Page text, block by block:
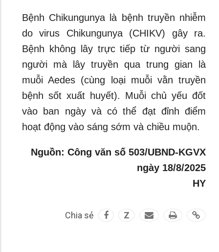
Bệnh Chikungunya là bệnh truyền nhiễm
do virus Chikungunya (CHIKV) gây ra.
Bệnh không lây trực tiếp từ người sang
người mà lây truyền qua trung gian là
muỗi Aedes (cùng loại muỗi vằn truyền
bệnh sốt xuất huyết). Muỗi chủ yếu đốt
vào ban ngày và có thể đạt đỉnh điểm
hoạt động vào sáng sớm và chiều muộn.
Nguồn: Công văn số 503/UBND-KGVX
ngày 18/8/2025
HY
Chia sẻ Z